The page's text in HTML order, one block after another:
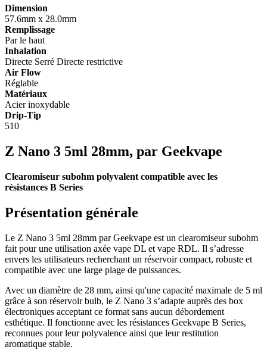
Dimension
57.6mm x 28.0mm
Remplissage
Par le haut
Inhalation
Directe Serré Directe restrictive
Air Flow
Réglable
Matériaux
Acier inoxydable
Drip-Tip
510
Z Nano 3 5ml 28mm, par Geekvape
Clearomiseur subohm polyvalent compatible avec les
résistances B Series
Présentation générale
Le Z Nano 3 5ml 28mm par Geekvape est un clearomiseur subohm
fait pour une utilisation axée vape DL et vape RDL. Il s’adresse
envers les utilisateurs recherchant un réservoir compact, robuste et
compatible avec une large plage de puissances.
Avec un diamètre de 28 mm, ainsi qu'une capacité maximale de 5 ml
grâce à son réservoir bulb, le Z Nano 3 s’adapte auprès des box
électroniques acceptant ce format sans aucun débordement
esthétique. Il fonctionne avec les résistances Geekvape B Series,
reconnues pour leur polyvalence ainsi que leur restitution
aromatique stable.